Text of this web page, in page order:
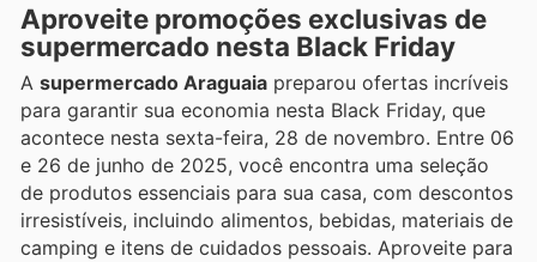
Aproveite promoções exclusivas de
supermercado nesta Black Friday
A supermercado Araguaia preparou ofertas incríveis
para garantir sua economia nesta Black Friday, que
acontece nesta sexta-feira, 28 de novembro. Entre 06
e 26 de junho de 2025, você encontra uma seleção
de produtos essenciais para sua casa, com descontos
irresistíveis, incluindo alimentos, bebidas, materiais de
camping e itens de cuidados pessoais. Aproveite para